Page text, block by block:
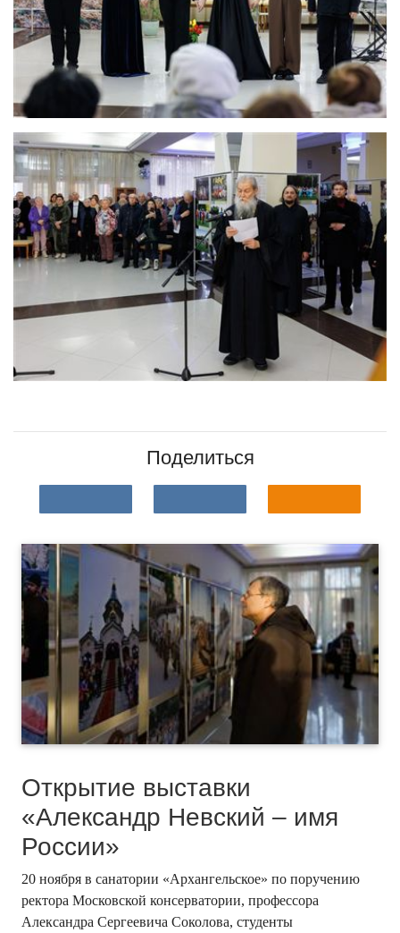
Поделиться
Открытие выставки
«Александр Невский – имя
России»
20 ноября в санатории «Архангельское» по поручению
ректора Московской консерватории, профессора
Александра Сергеевича Соколова, студенты